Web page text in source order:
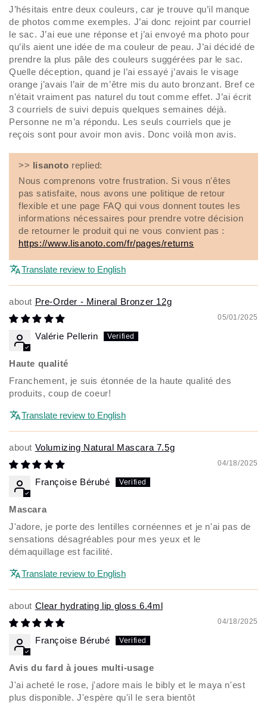
J’hésitais entre deux couleurs, car je trouve qu’il manque
de photos comme exemples. J’ai donc rejoint par courriel
le sac. J’ai eue une réponse et j’ai envoyé ma photo pour
qu’ils aient une idée de ma couleur de peau. J’ai décidé de
prendre la plus pâle des couleurs suggérées par le sac.
Quelle déception, quand je l’ai essayé j’avais le visage
orange j’avais l’air de m’être mis du auto bronzant. Bref ce
n’était vraiment pas naturel du tout comme effet. J’ai écrit
3 courriels de suivi depuis quelques semaines déjà.
Personne ne m’a répondu. Les seuls courriels que je
reçois sont pour avoir mon avis. Donc voilà mon avis.
>> lisanoto replied:
Nous comprenons votre frustration. Si vous n'êtes
pas satisfaite, nous avons une politique de retour
flexible et une page FAQ qui vous donnent toutes les
informations nécessaires pour prendre votre décision
de retourner le produit qui ne vous convient pas :
https://www.lisanoto.com/fr/pages/returns
Translate review to English
Pre-Order - Mineral Bronzer 12g
05/01/2025
Valérie Pellerin
Haute qualité
Franchement, je suis étonnée de la haute qualité des
produits, coup de coeur!
Translate review to English
Volumizing Natural Mascara 7.5g
04/18/2025
Françoise Bérubé
Mascara
J'adore, je porte des lentilles cornéennes et je n'ai pas de
sensations désagréables pour mes yeux et le
démaquillage est facilité.
Translate review to English
Clear hydrating lip gloss 6.4ml
04/18/2025
Françoise Bérubé
Avis du fard à joues multi-usage
J'ai acheté le rose, j'adore mais le bibly et le maya n'est
plus disponible. J'espère qu'il le sera bientôt